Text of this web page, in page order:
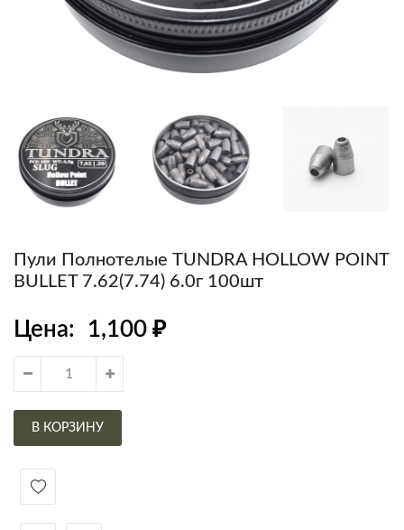
Пули Полнотелые TUNDRA HOLLOW POINT
BULLET 7.62(7.74) 6.0г 100шт
Цена: 1,100 ₽
В КОРЗИНУ